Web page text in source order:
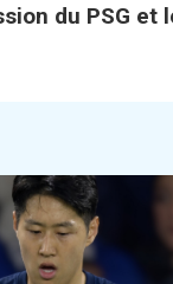
du PSG et